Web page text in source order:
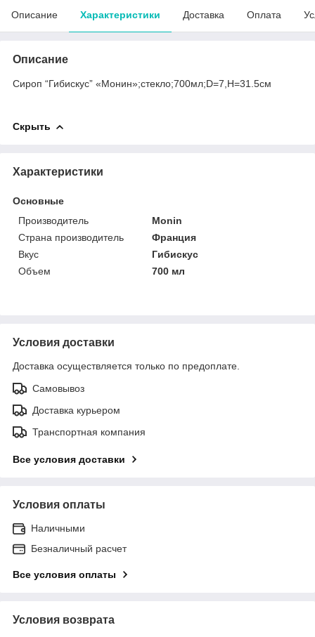
Описание Характеристики Доставка Оплата
Описание
Сироп “Гибискус” «Монин»;стекло;700мл;D=7,H=31.5см
Скрыть
Характеристики
Основные
Производитель
Monin
Страна производитель
Франция
Вкус
Гибискус
Объем
700 мл
Условия доставки
Доставка осуществляется только по предоплате.
Самовывоз
Доставка курьером
Транспортная компания
Все условия доставки
Условия оплаты
Наличными
Безналичный расчет
Все условия оплаты
Условия возврата